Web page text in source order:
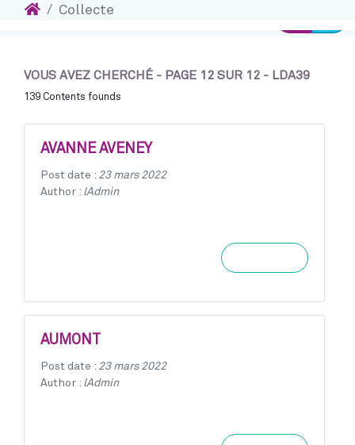
Connexion
AccueilCollecte
VOUS AVEZ CHERCHÉ - PAGE 12 SUR 12 - LDA39
139 Contents founds
AVANNE AVENEY
Post date : 23 mars 2022
Author : lAdmin
AUMONT
Post date : 23 mars 2022
Author : lAdmin